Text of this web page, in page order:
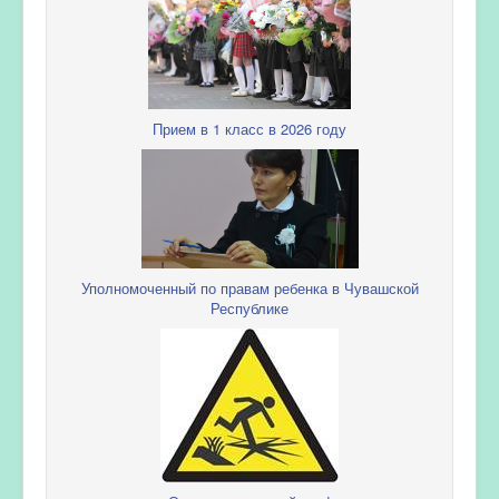
Прием в 1 класс в 2026 году
Уполномоченный по правам ребенка в Чувашской
Республике